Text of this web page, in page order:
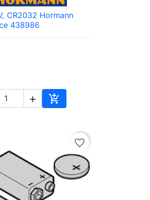
Aperçu rapide
CR2032 Hormann
438986
 
Ajouter au panier
favorite_border